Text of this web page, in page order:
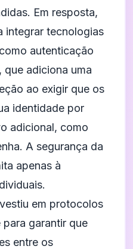
Em resposta,
integrar tecnologias
autenticação
adiciona uma
ao exigir que os
identidade por
adicional, como
A segurança da
apenas à
em protocolos
garantir que
entre os